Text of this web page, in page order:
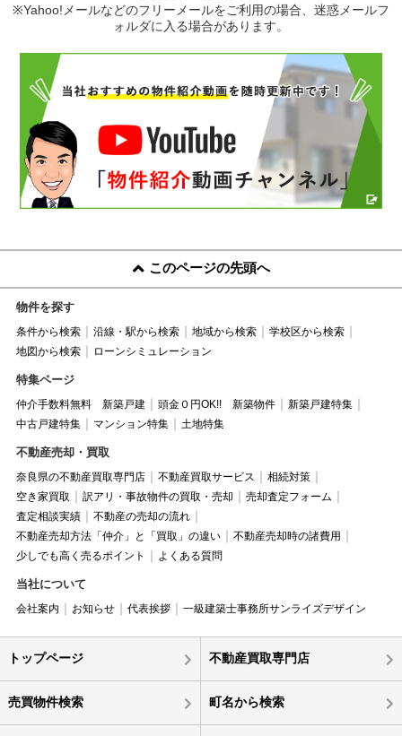
※Yahoo!メールなどのフリーメールをご利用の場合、迷惑メールフ
ォルダに入る場合があります。
このページの先頭へ
物件を探す
条件から検索 沿線・駅から検索 地域から検索
学校区から検索
地図から検索
ローンシミュレーション
特集ページ
仲介手数料無料 新築戸建 頭金０円OK!! 新築物件
新築戸建特集
中古戸建特集
マンション特集 土地特集
不動産売却・買取
奈良県の不動産買取専門店 不動産買取サービス
相続対策
空き家買取
訳アリ・事故物件の買取・売却
売却査定フォーム
査定相談実績
不動産の売却の流れ
不動産売却方法「仲介」と「買取」の違い
不動産売却時の諸費用
少しでも高く売るポイント
よくある質問
当社について
会社案内 お知らせ 代表挨拶 一級建築士事務所サンライズデザイン
トップページ 不動産買取専門店
売買物件検索 町名から検索